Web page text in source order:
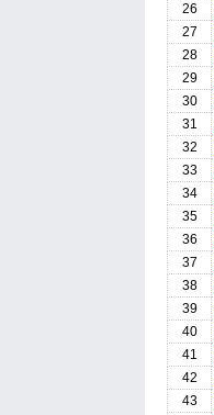
26
27
28
29
30
31
32
33
34
35
36
37
38
39
40
41
42
43